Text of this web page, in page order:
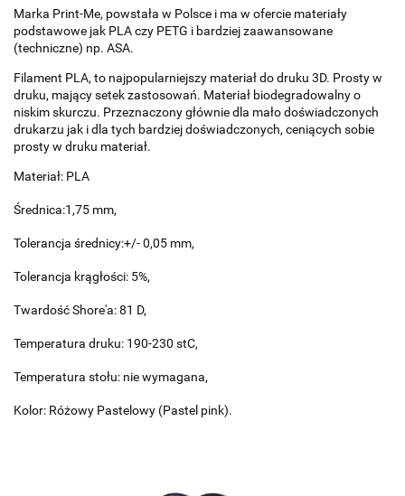
Marka Print-Me, powstała w Polsce i ma w ofercie materiały
podstawowe jak PLA czy PETG i bardziej zaawansowane
(techniczne) np. ASA.
Filament PLA, to najpopularniejszy materiał do druku 3D. Prosty w
druku, mający setek zastosowań. Materiał biodegradowalny o
niskim skurczu. Przeznaczony głównie dla mało doświadczonych
drukarzu jak i dla tych bardziej doświadczonych, ceniących sobie
prosty w druku materiał.
Materiał: PLA
Średnica:1,75 mm,
Tolerancja średnicy:+/- 0,05 mm,
Tolerancja krągłości: 5%,
Twardość Shore'a: 81 D,
Temperatura druku: 190-230 stC,
Temperatura stołu: nie wymagana,
Kolor: Różowy Pastelowy (Pastel pink).